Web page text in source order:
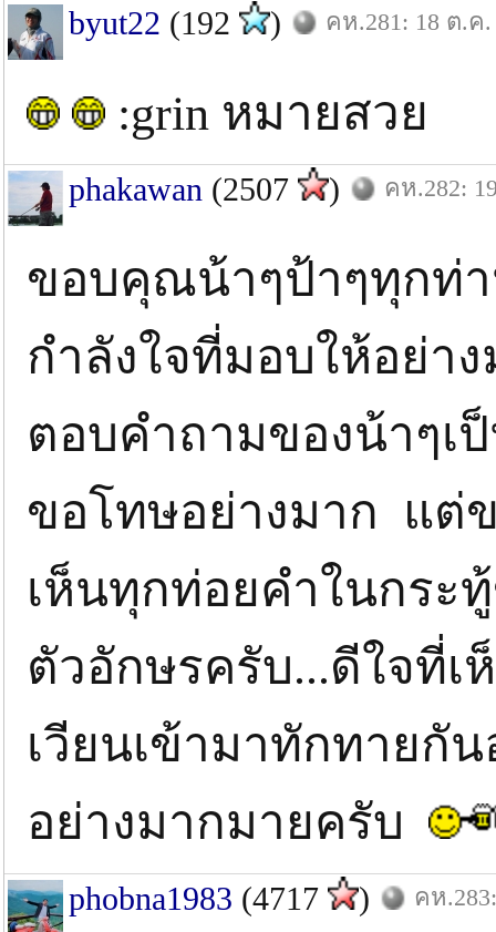
byut22 (192 ) คห.281: 18 ต.ค.
:grin หมายสวย
phakawan (2507 ) คห.282:
ขอบคุณน้าๆป้าๆทุกท่
กำลังใจที่มอบให้อย่า
ตอบคำถามของน้าๆเ
ขอโทษอย่างมาก แต่
เห็นทุกท่อยคำในกระ
ตัวอักษรครับ...ดีใจที่
เวียนเข้ามาทักทายกั
อย่างมากมายครับ
phobna1983 (4717 ) คห